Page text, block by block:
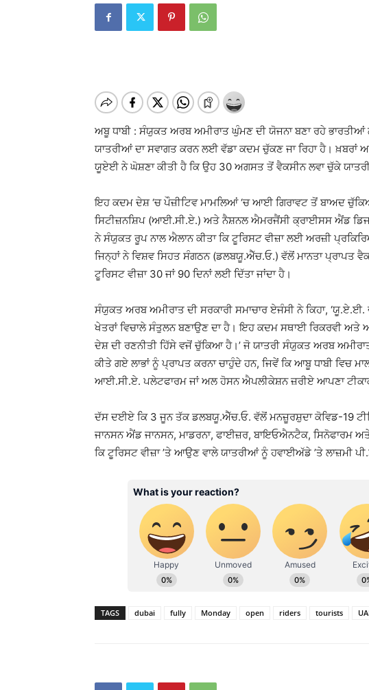
ਅਬੂ ਧਾਬੀ : ਸੰਯੁਕਤ ਅਰਬ ਅਮੀਰਾਤ ਘੁੰਮਣ ਦੀ ਯੋਜਨਾ ਬਣਾ ਰਹੇ
ਯਾਤਰੀਆਂ ਦਾ ਸਵਾਗਤ ਕਰਨ ਲਈ ਵੱਡਾ ਕਦਮ ਚੁੱਕਣ ਜਾ ਰਿਹਾ ਹੈ। ਖ਼ਬਰਾਂ
ਯੂਏਈ ਨੇ ਘੋਸ਼ਣਾ ਕੀਤੀ ਹੈ ਕਿ ਉਹ 30 ਅਗਸਤ ਤੋਂ ਵੈਕਸੀਨ ਲਵਾ ਚੁੱਕੇ
ਇਹ ਕਦਮ ਦੇਸ਼ ‘ਚ ਪੌਜ਼ੀਟਿਵ ਮਾਮਲਿਆਂ ‘ਚ ਆਈ ਗਿਰਾਵਟ ਤੋਂ ਬਾਅਦ
ਸਿਟੀਜ਼ਨਸ਼ਿਪ (ਆਈ.ਸੀ.ਏ.) ਅਤੇ ਨੈਸ਼ਨਲ ਐਮਰਜੈਂਸੀ ਕ੍ਰਾਈਸਸ ਐਂਡ
ਨੇ ਸੰਯੁਕਤ ਰੂਪ ਨਾਲ ਐਲਾਨ ਕੀਤਾ ਕਿ ਟੂਰਿਸਟ ਵੀਜ਼ਾ ਲਈ ਅਰਜ਼ੀ
ਜਿਨ੍ਹਾਂ ਨੇ ਵਿਸ਼ਵ ਸਿਹਤ ਸੰਗਠਨ (ਡਲਬਯੂ.ਐੱਚ.ਓ.) ਵੱਲੋਂ ਮਾਨਤਾ
ਟੂਰਿਸਟ ਵੀਜ਼ਾ 30 ਜਾਂ 90 ਦਿਨਾਂ ਲਈ ਦਿੱਤਾ ਜਾਂਦਾ ਹੈ।
ਸੰਯੁਕਤ ਅਰਬ ਅਮੀਰਾਤ ਦੀ ਸਰਕਾਰੀ ਸਮਾਚਾਰ ਏਜੰਸੀ ਨੇ ਕਿਹਾ,
ਖੇਤਰਾਂ ਵਿਚਾਲੇ ਸੰਤੁਲਨ ਬਣਾਉਣ ਦਾ ਹੈ। ਇਹ ਕਦਮ ਸਥਾਈ ਰਿਕਰਵੀ ਅਤੇ
ਦੇਸ਼ ਦੀ ਰਣਨੀਤੀ ਹਿੱਸੇ ਵਜੋਂ ਚੁੱਕਿਆ ਹੈ।’ ਜੋ ਯਾਤਰੀ ਸੰਯੁਕਤ ਅਰਬ
ਕੀਤੇ ਗਏ ਲਾਭਾਂ ਨੂੰ ਪ੍ਰਾਪਤ ਕਰਨਾ ਚਾਹੁੰਦੇ ਹਨ, ਜਿਵੇਂ ਕਿ ਆਬੂ ਧਾਬੀ ਵਿਚ
ਆਈ.ਸੀ.ਏ. ਪਲੇਟਫਾਰਮ ਜਾਂ ਅਲ ਹੋਸਨ ਐਪਲੀਕੇਸ਼ਨ ਜ਼ਰੀਏ ਆਪਣਾ
ਦੱਸ ਦਈਏ ਕਿ 3 ਜੂਨ ਤੱਕ ਡਲਬਯੂ.ਐੱਚ.ਓ. ਵੱਲੋਂ ਮਨਜ਼ੂਰਸ਼ੁਦਾ ਕੋਵਿਡ-19
ਜਾਨਸਨ ਐਂਡ ਜਾਨਸਨ, ਮਾਡਰਨਾ, ਫਾਈਜ਼ਰ, ਬਾਇਓਐਨਟੈਕ, ਸਿਨੋਫਾਰਮ
ਕਿ ਟੂਰਿਸਟ ਵੀਜ਼ਾ ’ਤੇ ਆਉਣ ਵਾਲੇ ਯਾਤਰੀਆਂ ਨੂੰ ਹਵਾਈਅੱਡੇ ’ਤੇ ਲਾਜ਼ਮੀ
TAGS dubai fully Monday open riders tourists